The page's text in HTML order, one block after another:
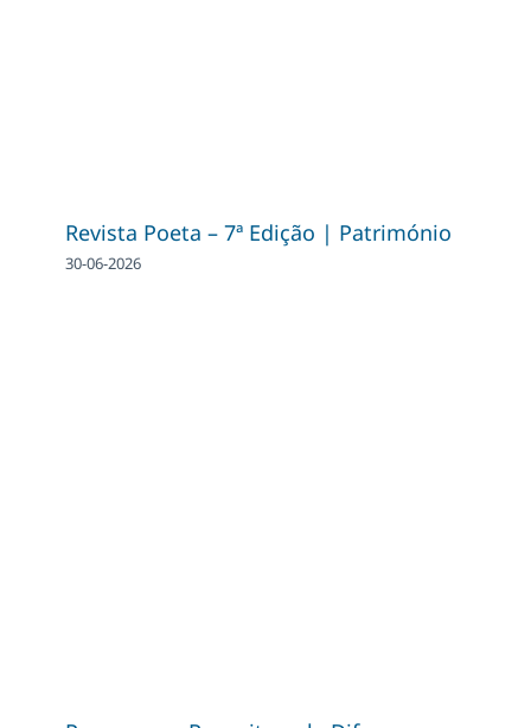
Revista Poeta – 7ª Edição | Património
30-06-2026